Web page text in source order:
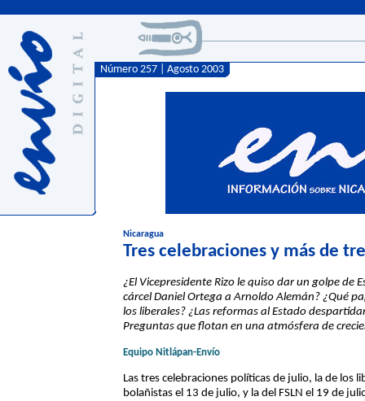
Número 257 | Agosto 2003
Nicaragua
Tres celebraciones y más de
¿El Vicepresidente Rizo le quiso dar un golpe de
cárcel Daniel Ortega a Arnoldo Alemán? ¿Qué
los liberales? ¿Las reformas al Estado
Preguntas que flotan en una atmósfera de
Equipo Nitlápan-Envío
Las tres celebraciones políticas de julio, la de los
bolañistas el 13 de julio, y la del FSLN el 19 de